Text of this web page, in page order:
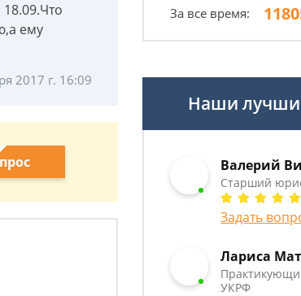
ему
2017 г. 16:09
За все время:
Наши
Валерий
Старший
Задать
Лариса
УКРФ